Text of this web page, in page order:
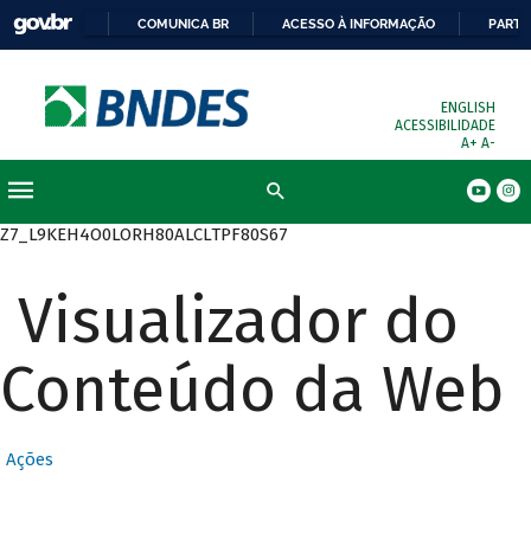
COMUNICA BR ACESSO À INFORMAÇÃO
ENGLISH
ACESSIBILIDADE
A+ A-
Z7_L9KEH4O0LORH80ALCLTPF80S67
Visualizador do
Conteúdo da Web
Ações